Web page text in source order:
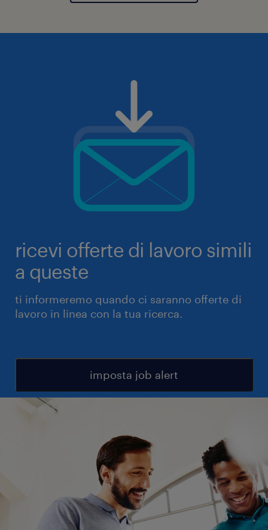
ricevi offerte di lavoro simili
a queste
ti informeremo quando ci saranno offerte di
lavoro in linea con la tua ricerca.
imposta job alert